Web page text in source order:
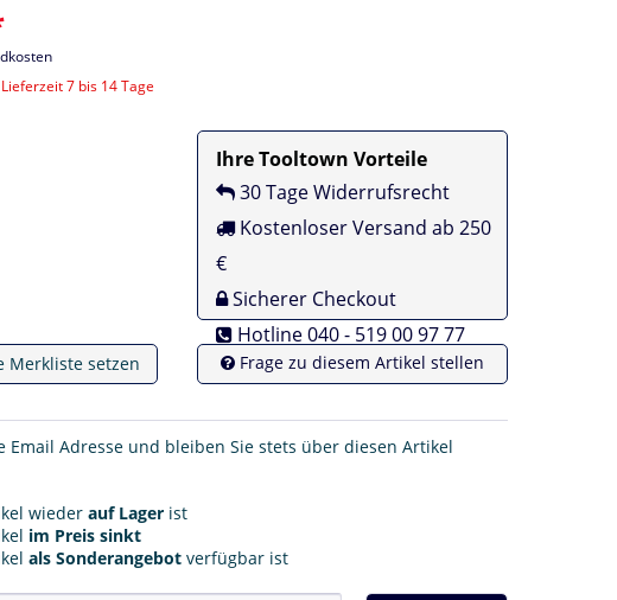
7 bis 14 Tage
Ihre Tooltown Vorteile
30 Tage Widerrufsrecht
Kostenloser Versand ab 250
€
Sicherer Checkout
Hotline 040 - 519 00 97 77
Merkliste setzen Frage zu diesem Artikel stellen
Email Adresse und bleiben Sie stets über diesen Artikel
wiederauf Lager ist
im Preis sinkt
als Sonderangebot verfügbar ist